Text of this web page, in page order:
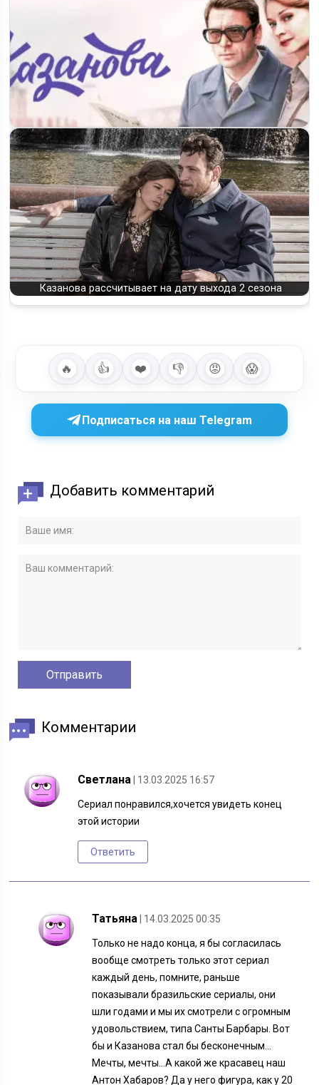
Когда выйдет 4 сезон сериала «Казанова» и будет ли новая
глава истории?
Казанова рассчитывает на дату выхода 2 сезона
🔥 👍 ❤️ 👎 😡 😱
Подписаться на наш Telegram
Добавить комментарий
Комментарии
Светлана | 13.03.2025 16:57
Сериал понравился,хочется увидеть конец
этой истории
Ответить
Татьяна | 14.03.2025 00:35
Только не надо конца, я бы согласилась
вообще смотреть только этот сериал
каждый день, помните, раньше
показывали бразильские сериалы, они
шли годами и мы их смотрели с огромным
удовольствием, типа Санты Барбары. Вот
бы и Казанова стал бы бесконечным…
Мечты, мечты…А какой же красавец наш
Антон Хабаров? Да у него фигура, как у 20